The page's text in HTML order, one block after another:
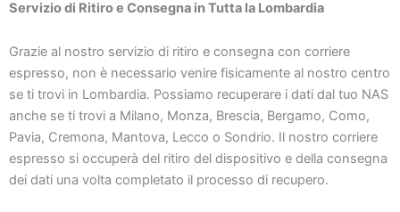
Servizio di Ritiro e Consegna in Tutta la Lombardia
Grazie al nostro servizio di ritiro e consegna con corriere
espresso, non è necessario venire fisicamente al nostro centro
se ti trovi in Lombardia. Possiamo recuperare i dati dal tuo NAS
anche se ti trovi a Milano, Monza, Brescia, Bergamo, Como,
Pavia, Cremona, Mantova, Lecco o Sondrio. Il nostro corriere
espresso si occuperà del ritiro del dispositivo e della consegna
dei dati una volta completato il processo di recupero.